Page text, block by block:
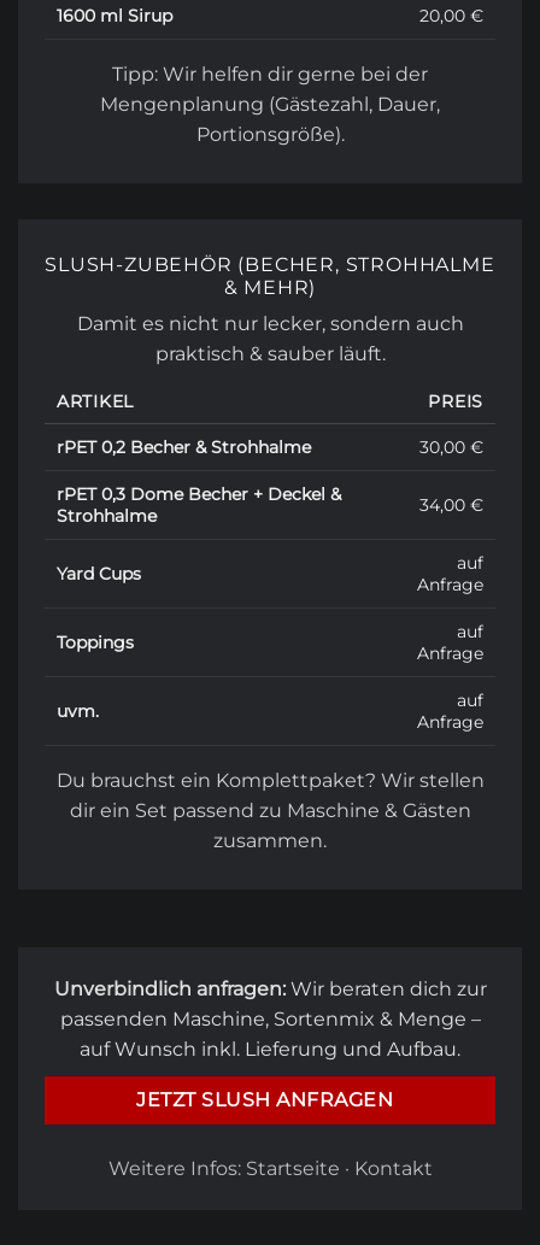
1600 ml Sirup 20,00 €
Tipp: Wir helfen dir gerne bei der
Mengenplanung (Gästezahl, Dauer,
Portionsgröße).
SLUSH-ZUBEHÖR (BECHER, STROHHALME
& MEHR)
Damit es nicht nur lecker, sondern auch
praktisch & sauber läuft.
ARTIKEL PREIS
rPET 0,2 Becher & Strohhalme 30,00 €
rPET 0,3 Dome Becher + Deckel &
Strohhalme
34,00 €
Yard Cups
auf
Anfrage
Toppings
auf
Anfrage
uvm.
auf
Anfrage
Du brauchst ein Komplettpaket? Wir stellen
dir ein Set passend zu Maschine & Gästen
zusammen.
Unverbindlich anfragen:Wir beraten dich zur
passenden Maschine, Sortenmix & Menge –
auf Wunsch inkl. Lieferung und Aufbau.
JETZT SLUSH ANFRAGEN
Weitere Infos: Startseite · Kontakt